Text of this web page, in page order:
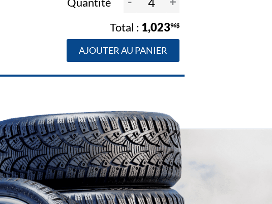
1,02396$
AJOUTER AU PANIER